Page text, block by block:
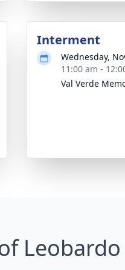
Interment
Wednesday,
11:00 am -
Val Verde
Leobardo